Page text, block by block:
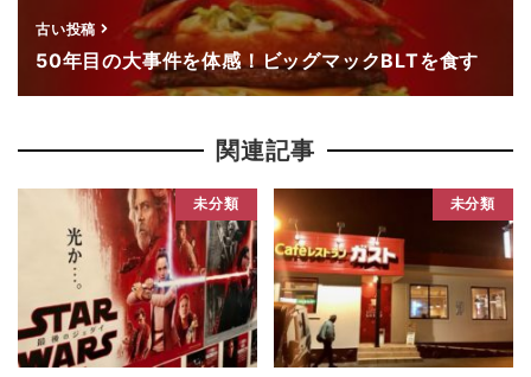
古い投稿
50年目の大事件を体感！ビッグマックBLTを食す
関連記事
未分類 未分類